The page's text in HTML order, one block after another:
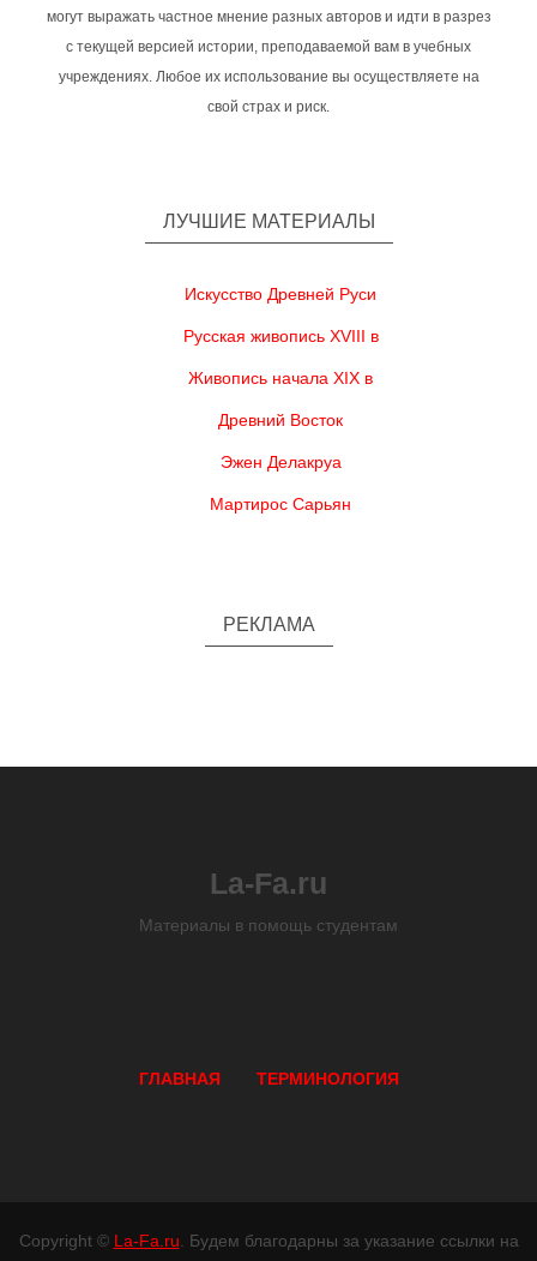
могут выражать частное мнение разных авторов и идти в разрез
с текущей версией истории, преподаваемой вам в учебных
учреждениях. Любое их использование вы осуществляете на
свой страх и риск.
ЛУЧШИЕ МАТЕРИАЛЫ
Искусство Древней Руси
Русская живопись XVIII в
Живопись начала XIX в
Древний Восток
Эжен Делакруа
Мартирос Сарьян
РЕКЛАМА
La-Fa.ru
Материалы в помощь студентам
ГЛАВНАЯ ТЕРМИНОЛОГИЯ
Copyright © La-Fa.ru. Будем благодарны за указание ссылки на